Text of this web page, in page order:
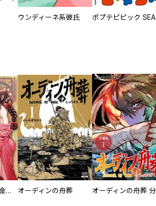
ウンディーネ系彼氏
大正夜伽浪漫 －金曜日の花嫁— オーディンの舟葬